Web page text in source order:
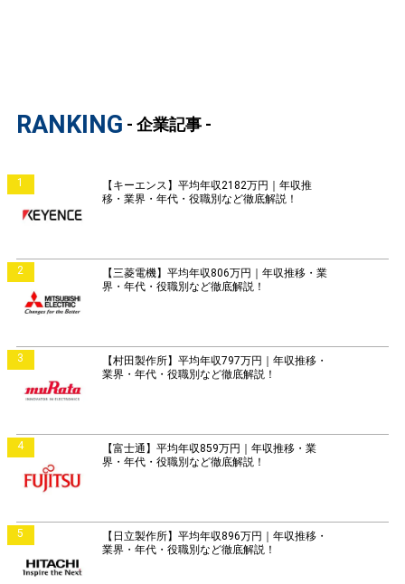
RANKING - 企業記事 -
1
【キーエンス】平均年収2182万円｜年収推
移・業界・年代・役職別など徹底解説！
2
【三菱電機】平均年収806万円｜年収推移・業
界・年代・役職別など徹底解説！
3
【村田製作所】平均年収797万円｜年収推移・
業界・年代・役職別など徹底解説！
4
【富士通】平均年収859万円｜年収推移・業
界・年代・役職別など徹底解説！
5
【日立製作所】平均年収896万円｜年収推移・
業界・年代・役職別など徹底解説！